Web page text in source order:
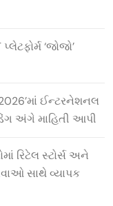
‘જોજો’
ઈન્ટરનેશનલ
અંગે માહિતી આપી
રિટેલ સ્ટોર્સ અને
સાથે વ્યાપક